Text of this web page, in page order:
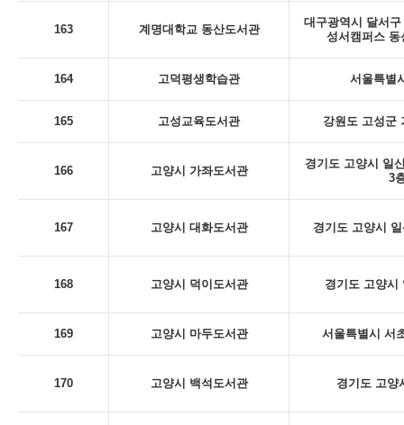
163 계명대학교 동산도서관
대구광역시 달서
성서캠퍼스 동
164 고덕평생학습관 서울특별
165 고성교육도서관 강원도 고성군
166 고양시 가좌도서관
경기도 고양시 일
3
167 고양시 대화도서관 경기도 고양시
168 고양시 덕이도서관 경기도 고양시
169 고양시 마두도서관 서울특별시 서
170 고양시 백석도서관 경기도 고양